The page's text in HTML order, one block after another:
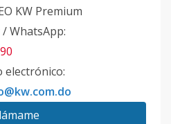
KW Premium
WhatsApp:
electrónico: